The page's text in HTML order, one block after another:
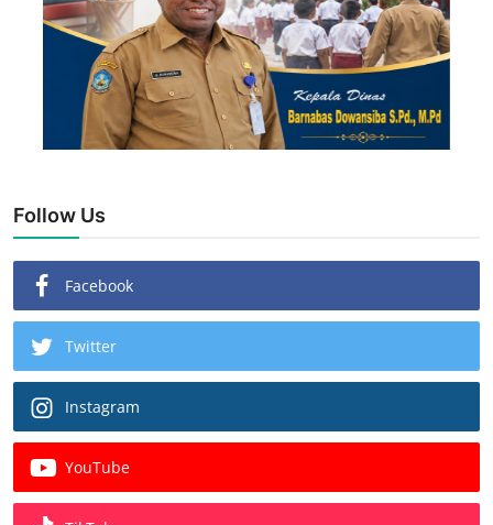
Follow Us
Facebook
Twitter
Instagram
YouTube